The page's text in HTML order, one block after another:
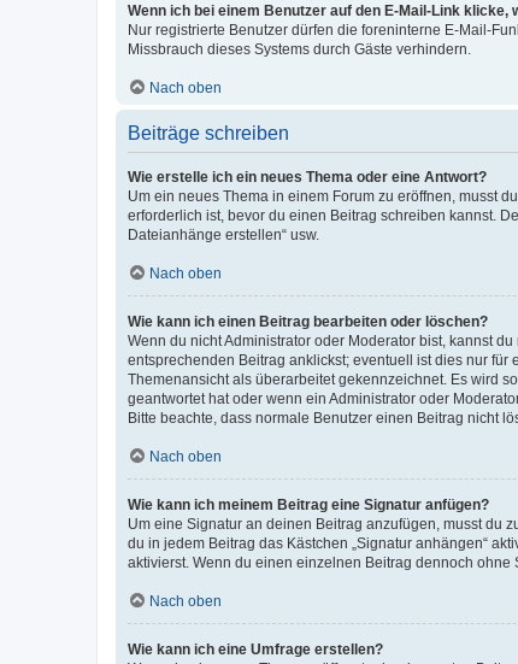
Wenn ich bei einem Benutzer auf den E-Mail-Link
Nur registrierte Benutzer dürfen die foreninterne E-Mail-
Missbrauch dieses Systems durch Gäste verhindern.
Nach oben
Beiträge schreiben
Wie erstelle ich ein neues Thema oder eine Antwort?
Um ein neues Thema in einem Forum zu eröffnen, musst
erforderlich ist, bevor du einen Beitrag schreiben kannst.
Dateianhänge erstellen“ usw.
Nach oben
Wie kann ich einen Beitrag bearbeiten oder löschen?
Wenn du nicht Administrator oder Moderator bist, kannst
entsprechenden Beitrag anklickst; eventuell ist dies nur
Themenansicht als überarbeitet gekennzeichnet. Es wird
geantwortet hat oder wenn ein Administrator oder
Bitte beachte, dass normale Benutzer einen Beitrag nicht
Nach oben
Wie kann ich meinem Beitrag eine Signatur anfügen?
Um eine Signatur an deinen Beitrag anzufügen, musst du
du in jedem Beitrag das Kästchen „Signatur anhängen“
aktivierst. Wenn du einen einzelnen Beitrag dennoch ohne
Nach oben
Wie kann ich eine Umfrage erstellen?